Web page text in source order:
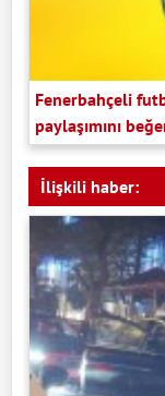
Fenerbahçeli
paylaşımını
İlişkili haber: